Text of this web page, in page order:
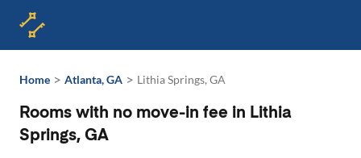
Home > Atlanta, GA > Lithia Springs, GA
Rooms with no move-in fee in Lithia
Springs, GA